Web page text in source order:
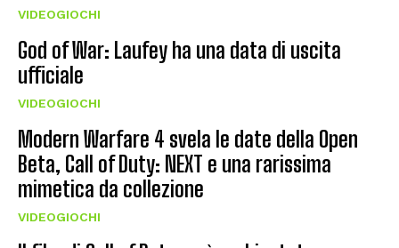
VIDEOGIOCHI
God of War: Laufey ha una data di uscita
ufficiale
VIDEOGIOCHI
Modern Warfare 4 svela le date della Open
Beta, Call of Duty: NEXT e una rarissima
mimetica da collezione
VIDEOGIOCHI